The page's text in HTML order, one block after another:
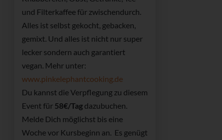
und Filterkaffee für zwischendurch.
Alles ist selbst gekocht, gebacken,
gemixt. Und alles ist nicht nur super
lecker sondern auch garantiert
vegan. Mehr unter:
www.pinkelephantcooking.de
Du kannst die Verpflegung zu diesem
Event für 58€/Tag dazubuchen.
Melde Dich möglichst bis eine
Woche vor Kursbeginn an. Es genügt